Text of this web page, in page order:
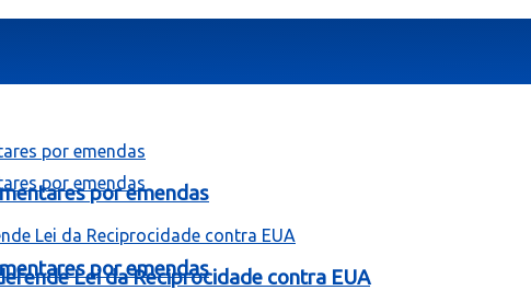
por emendas
por emendas
Lei da Reciprocidade contra EUA